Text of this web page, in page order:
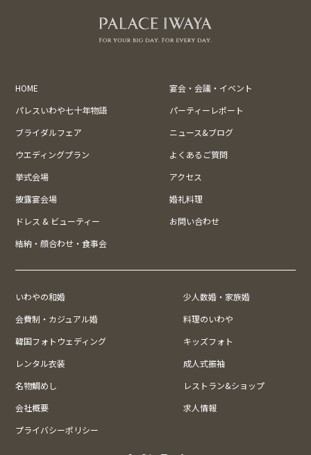
HOME
宴会・会議・イベント
パレスいわや七十年物語
パーティーレポート
ブライダルフェア
ニュース&ブログ
ウエディングプラン
よくあるご質問
挙式会場
アクセス
披露宴会場
婚礼料理
ドレス & ビューティー
お問い合わせ
結納・顔合わせ・食事会
いわやの和婚
少人数婚・家族婚
会費制・カジュアル婚
料理のいわや
韓国フォトウェディング
キッズフォト
レンタル衣装
成人式振袖
名物鯛めし
レストラン&ショップ
会社概要
求人情報
プライバシーポリシー